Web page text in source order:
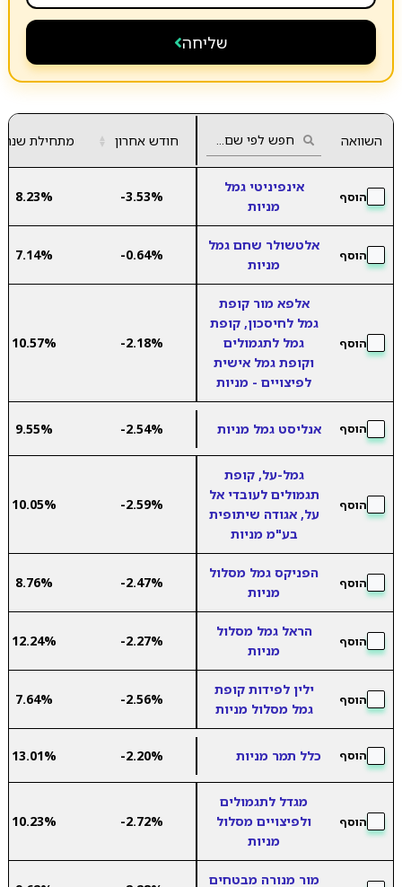
שליחה
השוואה חודש אחרון ▲
▼ מתחילת שנה
הוסף
אינפיניטי גמל
מניות
-3.53%
8.23%
הוסף
אלטשולר שחם גמל
מניות
-0.64%
7.14%
הוסף
אלפא מור קופת
גמל לחיסכון, קופת
גמל לתגמולים
וקופת גמל אישית
לפיצויים - מניות
-2.18%
10.57%
הוסף אנליסט גמל מניות -2.54%
9.55%
הוסף
גמל-על, קופת
תגמולים לעובדי אל
על, אגודה שיתופית
בע"מ מניות
-2.59%
10.05%
הוסף
הפניקס גמל מסלול
מניות
-2.47%
8.76%
הוסף
הראל גמל מסלול
מניות
-2.27%
12.24%
הוסף
ילין לפידות קופת
גמל מסלול מניות
-2.56%
7.64%
הוסף כלל תמר מניות -2.20%
13.01%
הוסף
מגדל לתגמולים
ולפיצויים מסלול
מניות
-2.72%
10.23%
מור מנורה מבטחים